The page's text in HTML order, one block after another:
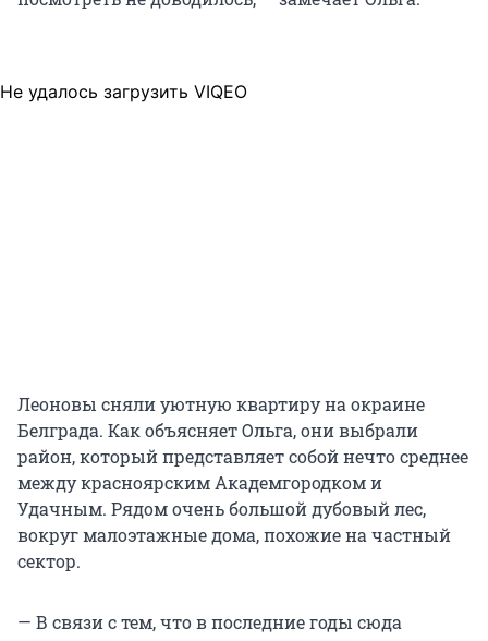
Не удалось загрузить VIQEO
Леоновы сняли уютную квартиру на окраине
Белграда. Как объясняет Ольга, они выбрали
район, который представляет собой нечто среднее
между красноярским Академгородком и
Удачным. Рядом очень большой дубовый лес,
вокруг малоэтажные дома, похожие на частный
сектор.
— В связи с тем, что в последние годы сюда